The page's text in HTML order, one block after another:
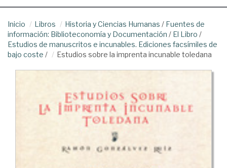
Inicio Libros Historia y Ciencias Humanas / Fuentes de
información: Biblioteconomía y Documentación / El Libro /
Estudios de manuscritos e incunables. Ediciones facsímiles de
bajo coste / Estudios sobre la imprenta incunable toledana